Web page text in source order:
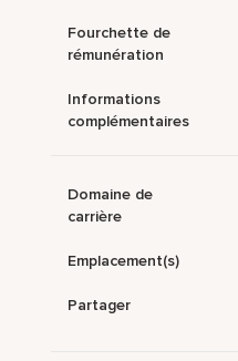
Fourchette de
rémunération
Informations
complémentaires
Domaine de
carrière
Emplacement(s)
Partager